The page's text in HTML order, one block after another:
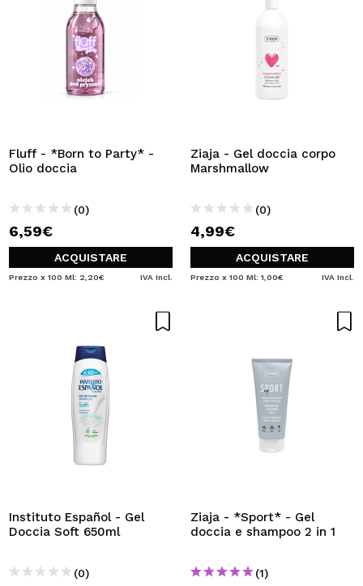
Fluff - *Born to Party* -
Olio doccia
(0)
6,59€
ACQUISTARE
Prezzo x 100 Ml: 2,20€ IVA Incl.
Ziaja - Gel doccia corpo
Marshmallow
(0)
4,99€
ACQUISTARE
Prezzo x 100 Ml: 1,00€ IVA Incl.
Instituto Español - Gel
Doccia Soft 650ml
(0)
Ziaja - *Sport* - Gel
doccia e shampoo 2 in 1
(1)